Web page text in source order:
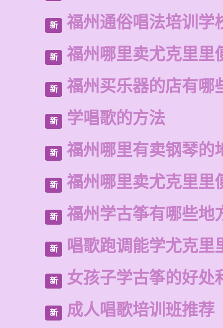
新 福州通俗唱法培训学
新 福州哪里卖尤克里里
新 福州买乐器的店有哪
新 学唱歌的方法
新 福州哪里有卖钢琴的
新 福州哪里卖尤克里里
新 福州学古筝有哪些地
新 唱歌跑调能学尤克里
新 女孩子学古筝的好处
新 成人唱歌培训班推荐